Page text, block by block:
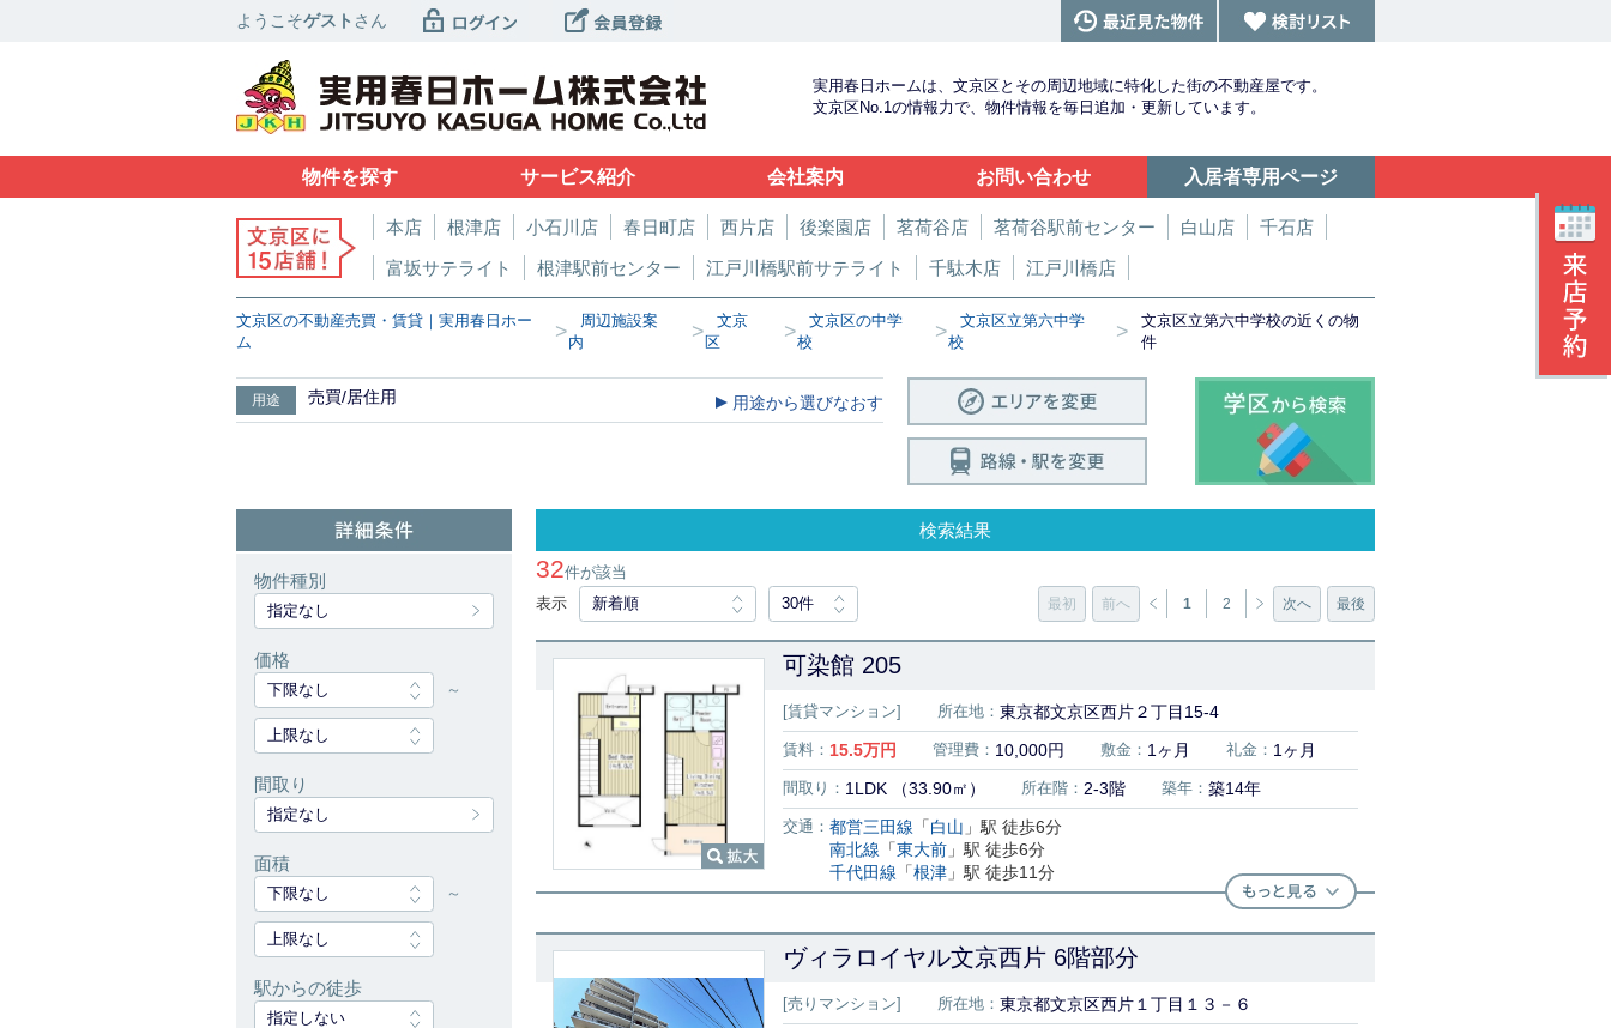
ようこそゲスト さん
実用春日ホームは、文京区とその周辺地域に特化した街の不動産屋です。
文京区No.1の情報力で、物件情報を毎日追加・更新しています。
物件を探す サービス紹介 会社案内 お問い合わせ 入居者専用ページ
本店 根津店 小石川店 春日町店 西片店 後楽園店 茗荷谷店 茗荷谷駅前センター 白山店
千石店
富坂サテライト
根津駅前センター 江戸川橋駅前サテライト 千駄木店 江戸川橋店
文京区の不動産売買・賃貸｜実用春日ホー
ム
>
周辺施設案
内
>
文京
区
>
文京区の中学
校
>
文京区立第六中学
校
>
文京区立第六中学校の近くの物
件
用途 売買/居住用 用途から選びなおす
検索結果
32件が該当
表示
新着順 30件 最初 前へ 1 2 次へ 最後
可染館 205
[賃貸マンション] 所在地： 東京都文京区西片２丁目15-4
賃料： 15.5万円 管理費： 10,000円 敷金： 1ヶ月 礼金： 1ヶ月
間取り： 1LDK （33.90㎡） 所在階： 2-3階 築年： 築14年
交通： 都営三田線 「白山 」駅 徒歩6分
南北線 「東大前 」駅 徒歩6分
千代田線 「根津 」駅 徒歩11分
ヴィラロイヤル文京西片 6階部分
[売りマンション] 所在地： 東京都文京区西片１丁目１３－６
物件種別
指定なし
価格
下限なし ～
上限なし
間取り
指定なし
面積
下限なし ～
上限なし
駅からの徒歩
指定しない